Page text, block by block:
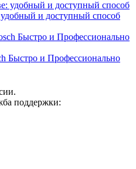
и доступный способ
Быстро и Профессионально
поддержки: